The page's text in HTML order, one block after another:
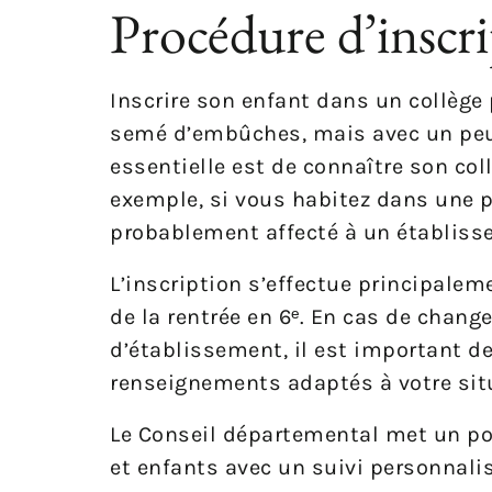
Procédure
Inscrire son enfant dans un
semé d’embûches, mais avec un
essentielle est de connaître son
exemple, si vous habitez dans une
probablement affecté à un
L’inscription s’effectue
de la rentrée en 6ᵉ. En cas de
d’établissement, il est important
renseignements adaptés à votre
Le Conseil départemental met un
et enfants avec un suivi